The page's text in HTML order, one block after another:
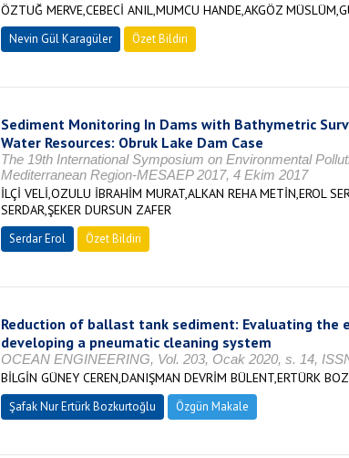
ÖZTUĞ MERVE,CEBECİ ANIL,MUMCU HANDE,AKGÖZ
Nevin Gül Karagüler Özet Bildiri
Sediment Monitoring In Dams with Bathymetric
Water Resources: Obruk Lake Dam Case
The 19th International Symposium on Environmental
Mediterranean Region-MESAEP 2017, 4 Ekim 2017
İLÇİ VELİ,OZULU İBRAHİM MURAT,ALKAN REHA METİN,EROL
SERDAR,ŞEKER DURSUN ZAFER
Serdar Erol Özet Bildiri
Reduction of ballast tank sediment: Evaluating
developing a pneumatic cleaning system
OCEAN ENGINEERING, Vol. 203, Ocak 2020, s. 14,
BİLGİN GÜNEY CEREN,DANIŞMAN DEVRİM BÜLENT,ERTÜRK
Şafak Nur Ertürk Bozkurtoğlu Özgün Makale